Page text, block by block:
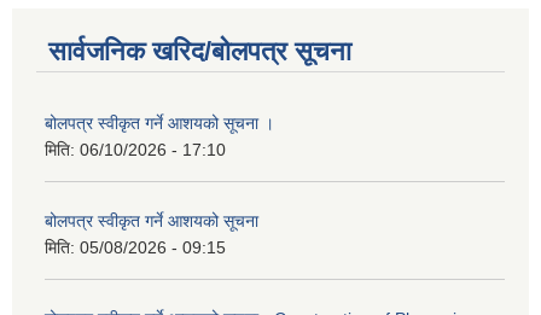
सार्वजनिक खरिद/बोलपत्र सूचना
बोलपत्र स्वीकृत गर्ने आशयको सूचना ।
मिति: 06/10/2026 - 17:10
बोलपत्र स्वीकृत गर्ने आशयको सूचना
मिति: 05/08/2026 - 09:15